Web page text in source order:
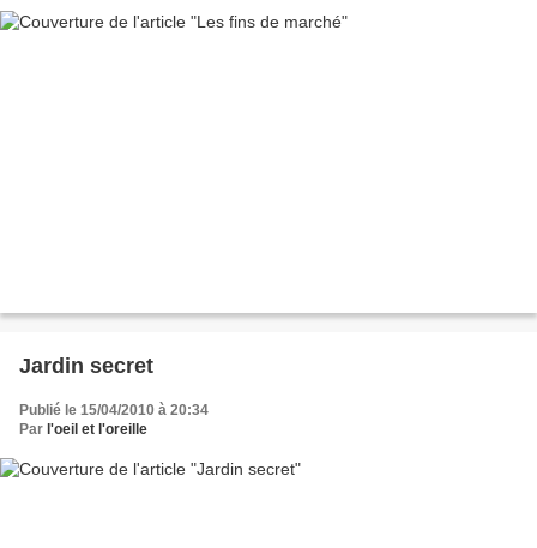
Jardin secret
Publié le 15/04/2010 à 20:34
Par l'oeil et l'oreille